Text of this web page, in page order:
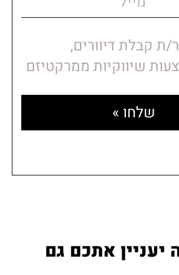
ת קבלת דיוורים,
שיווקיות ממרקטיזם
שלחו »
יעניין אתכם גם